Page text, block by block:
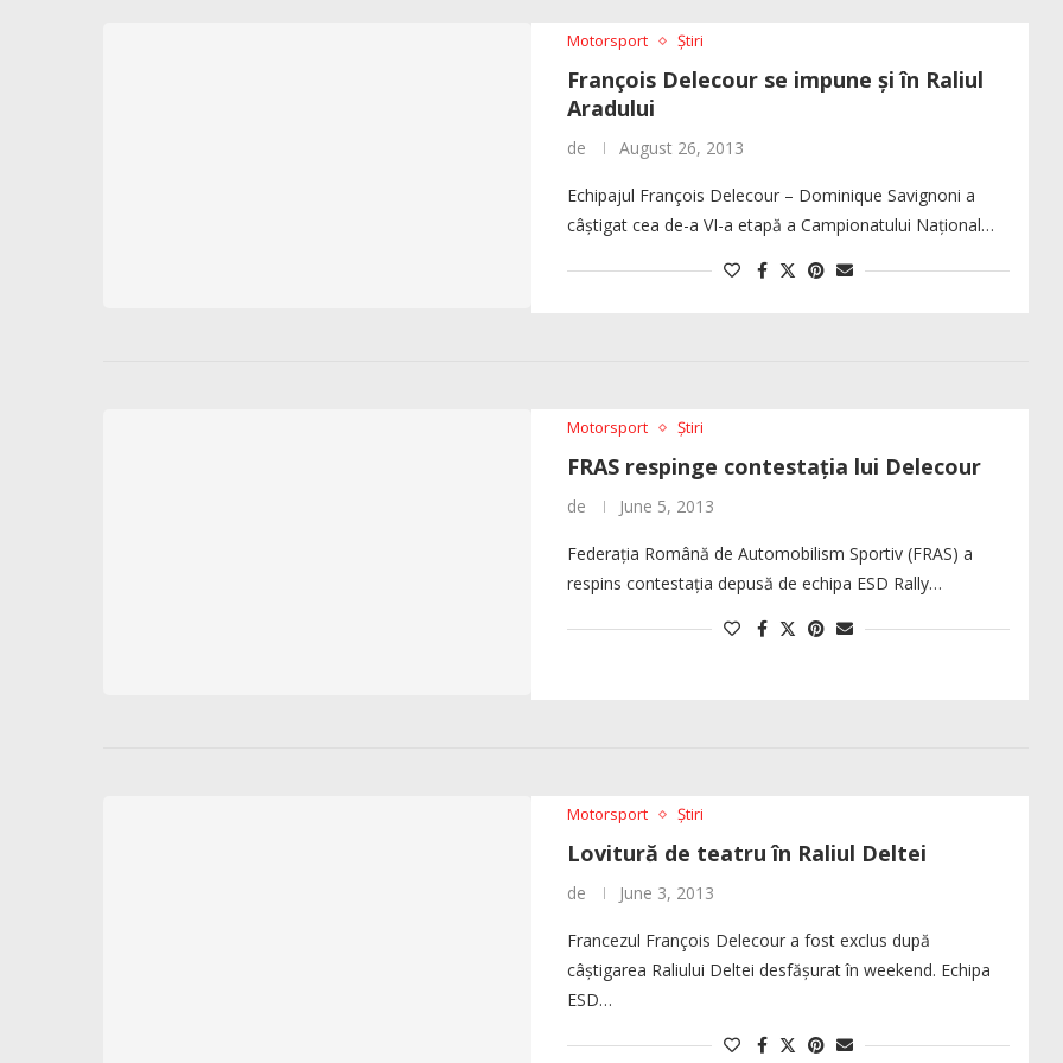
Motorsport Știri
François Delecour se impune și în Raliul
Aradului
de August 26, 2013
Echipajul François Delecour – Dominique Savignoni a
câștigat cea de-a VI-a etapă a Campionatului Național…
Motorsport Știri
FRAS respinge contestația lui Delecour
de June 5, 2013
Federația Română de Automobilism Sportiv (FRAS) a
respins contestația depusă de echipa ESD Rally…
Motorsport Știri
Lovitură de teatru în Raliul Deltei
de June 3, 2013
Francezul François Delecour a fost exclus după
câștigarea Raliului Deltei desfășurat în weekend. Echipa
ESD…